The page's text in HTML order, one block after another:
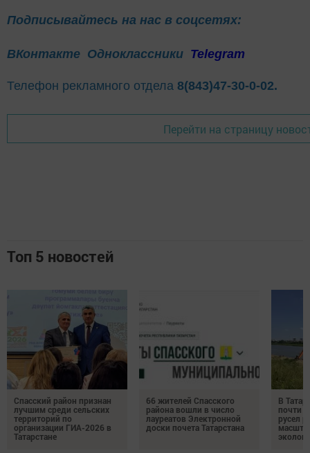
Подписывайтесь на нас в соцсетях:
ВКонтакте Одноклассники Telegram
Телефон рекламного отдела 8(843)47-30-0-02.
Перейти на страницу
Топ 5 новостей
Спасский район признан
лучшим среди сельских
территорий по
организации ГИА-2026 в
Татарстане
66 жителей Спасского
района вошли в число
лауреатов Электронной
доски почета Татарстана
В
почти
русел